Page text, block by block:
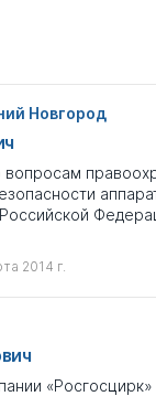
Новгород
2014 г.
«Росгосцирк»